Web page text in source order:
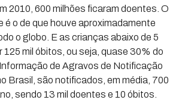
2010, 600 milhões ficaram doentes. O
é o de que houve aproximadamente
o globo. E as crianças abaixo de 5
125 mil óbitos, ou seja, quase 30% do
de Agravos de Notificação
Brasil, são notificados, em média, 700
sendo 13 mil doentes e 10 óbitos.